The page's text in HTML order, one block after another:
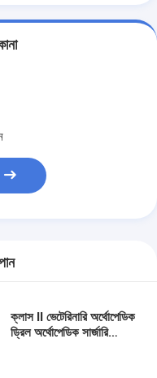
ক্লাস II ভেটেরিনারি অর্থোপেডিক
ড্রিল অর্থোপেডিক সার্জারি